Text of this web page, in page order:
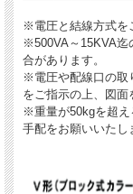
※電圧と結線方式を
※500VA～15KVA迄
合があります。
※電圧や配線口の取
をご指示の上、図面
※重量が50kgを超え
手配をお願いいたし